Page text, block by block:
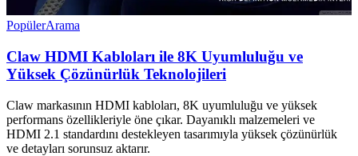
PopülerArama
Claw HDMI Kabloları ile 8K Uyumluluğu ve
Yüksek Çözünürlük Teknolojileri
Claw markasının HDMI kabloları, 8K uyumluluğu ve yüksek
performans özellikleriyle öne çıkar. Dayanıklı malzemeleri ve
HDMI 2.1 standardını destekleyen tasarımıyla yüksek çözünürlük
ve detayları sorunsuz aktarır.